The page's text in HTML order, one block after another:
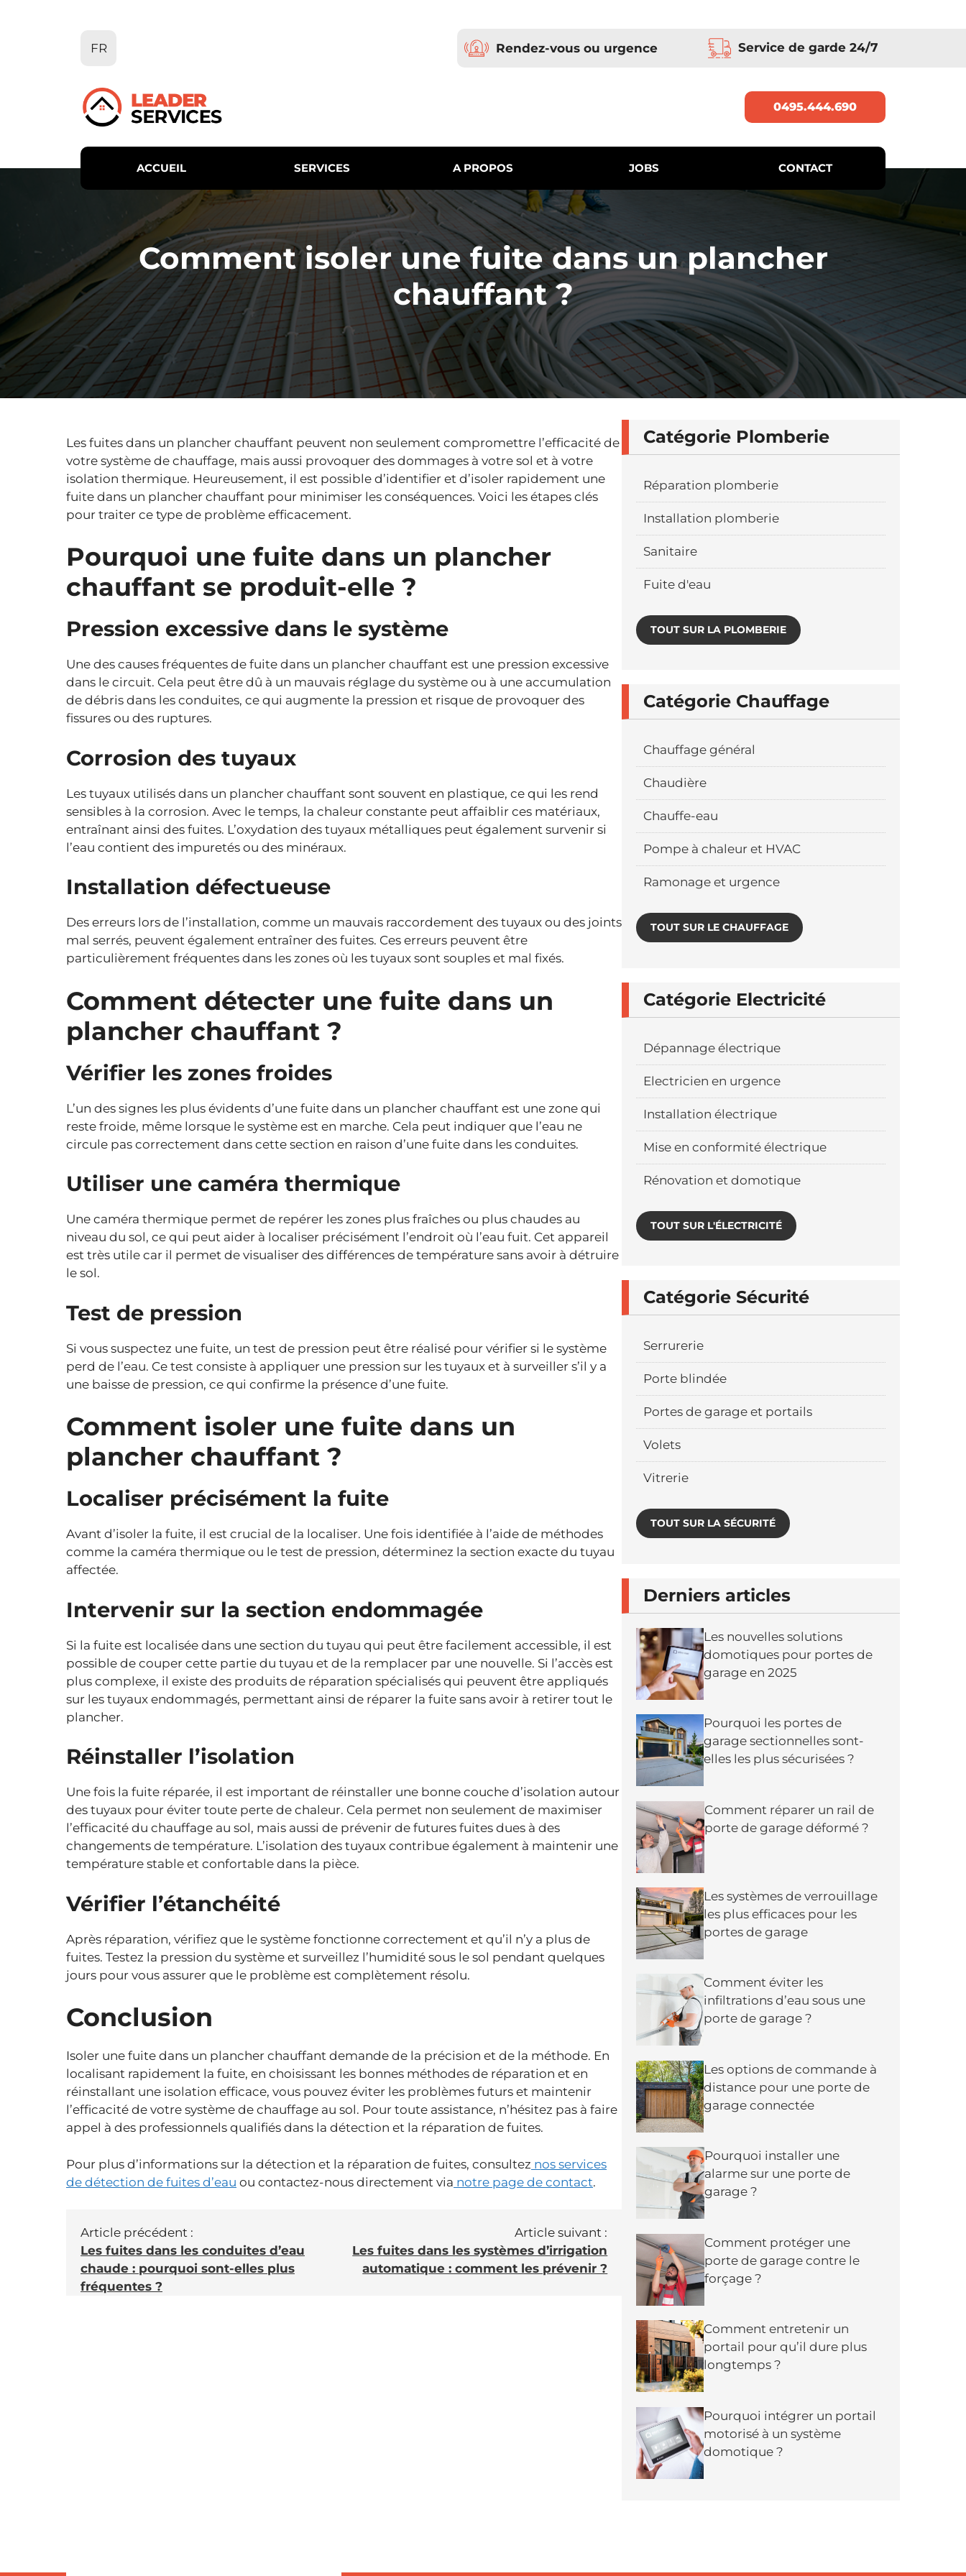
FR
0495.444.690
Rendez-vous ou urgence Service de garde 24/7
ACCUEIL SERVICES A PROPOS JOBS CONTACT
Comment isoler une fuite dans un plancher
chauffant ?
Les fuites dans un plancher chauffant peuvent non seulement compromettre l’efficacité de
votre système de chauffage, mais aussi provoquer des dommages à votre sol et à votre
isolation thermique. Heureusement, il est possible d’identifier et d’isoler rapidement une
fuite dans un plancher chauffant pour minimiser les conséquences. Voici les étapes clés
pour traiter ce type de problème efficacement.
Pourquoi une fuite dans un plancher
chauffant se produit-elle ?
Pression excessive dans le système
Une des causes fréquentes de fuite dans un plancher chauffant est une pression excessive
dans le circuit. Cela peut être dû à un mauvais réglage du système ou à une accumulation
de débris dans les conduites, ce qui augmente la pression et risque de provoquer des
fissures ou des ruptures.
Corrosion des tuyaux
Les tuyaux utilisés dans un plancher chauffant sont souvent en plastique, ce qui les rend
sensibles à la corrosion. Avec le temps, la chaleur constante peut affaiblir ces matériaux,
entraînant ainsi des fuites. L’oxydation des tuyaux métalliques peut également survenir si
l’eau contient des impuretés ou des minéraux.
Installation défectueuse
Des erreurs lors de l’installation, comme un mauvais raccordement des tuyaux ou des joints
mal serrés, peuvent également entraîner des fuites. Ces erreurs peuvent être
particulièrement fréquentes dans les zones où les tuyaux sont souples et mal fixés.
Comment détecter une fuite dans un
plancher chauffant ?
Vérifier les zones froides
L’un des signes les plus évidents d’une fuite dans un plancher chauffant est une zone qui
reste froide, même lorsque le système est en marche. Cela peut indiquer que l’eau ne
circule pas correctement dans cette section en raison d’une fuite dans les conduites.
Utiliser une caméra thermique
Une caméra thermique permet de repérer les zones plus fraîches ou plus chaudes au
niveau du sol, ce qui peut aider à localiser précisément l’endroit où l’eau fuit. Cet appareil
est très utile car il permet de visualiser des différences de température sans avoir à détruire
le sol.
Test de pression
Si vous suspectez une fuite, un test de pression peut être réalisé pour vérifier si le système
perd de l’eau. Ce test consiste à appliquer une pression sur les tuyaux et à surveiller s’il y a
une baisse de pression, ce qui confirme la présence d’une fuite.
Comment isoler une fuite dans un
plancher chauffant ?
Localiser précisément la fuite
Avant d’isoler la fuite, il est crucial de la localiser. Une fois identifiée à l’aide de méthodes
comme la caméra thermique ou le test de pression, déterminez la section exacte du tuyau
affectée.
Intervenir sur la section endommagée
Si la fuite est localisée dans une section du tuyau qui peut être facilement accessible, il est
possible de couper cette partie du tuyau et de la remplacer par une nouvelle. Si l’accès est
plus complexe, il existe des produits de réparation spécialisés qui peuvent être appliqués
sur les tuyaux endommagés, permettant ainsi de réparer la fuite sans avoir à retirer tout le
plancher.
Réinstaller l’isolation
Une fois la fuite réparée, il est important de réinstaller une bonne couche d’isolation autour
des tuyaux pour éviter toute perte de chaleur. Cela permet non seulement de maximiser
l’efficacité du chauffage au sol, mais aussi de prévenir de futures fuites dues à des
changements de température. L’isolation des tuyaux contribue également à maintenir une
température stable et confortable dans la pièce.
Vérifier l’étanchéité
Après réparation, vérifiez que le système fonctionne correctement et qu’il n’y a plus de
fuites. Testez la pression du système et surveillez l’humidité sous le sol pendant quelques
jours pour vous assurer que le problème est complètement résolu.
Conclusion
Isoler une fuite dans un plancher chauffant demande de la précision et de la méthode. En
localisant rapidement la fuite, en choisissant les bonnes méthodes de réparation et en
réinstallant une isolation efficace, vous pouvez éviter les problèmes futurs et maintenir
l’efficacité de votre système de chauffage au sol. Pour toute assistance, n’hésitez pas à faire
appel à des professionnels qualifiés dans la détection et la réparation de fuites.
Pour plus d’informations sur la détection et la réparation de fuites, consultez nos services
de détection de fuites d’eau ou contactez-nous directement via notre page de contact.
Article précédent :
Les fuites dans les conduites d’eau
chaude : pourquoi sont-elles plus
fréquentes ?
Article suivant :
Les fuites dans les systèmes d’irrigation
automatique : comment les prévenir ?
Catégorie Plomberie
Réparation plomberie
Installation plomberie
Sanitaire
Fuite d'eau
TOUT SUR LA PLOMBERIE
Catégorie Chauffage
Chauffage général
Chaudière
Chauffe-eau
Pompe à chaleur et HVAC
Ramonage et urgence
TOUT SUR LE CHAUFFAGE
Catégorie Electricité
Dépannage électrique
Electricien en urgence
Installation électrique
Mise en conformité électrique
Rénovation et domotique
TOUT SUR L'ÉLECTRICITÉ
Catégorie Sécurité
Serrurerie
Porte blindée
Portes de garage et portails
Volets
Vitrerie
TOUT SUR LA SÉCURITÉ
Derniers articles
Les nouvelles solutions
domotiques pour portes de
garage en 2025
Pourquoi les portes de
garage sectionnelles sont-
elles les plus sécurisées ?
Comment réparer un rail de
porte de garage déformé ?
Les systèmes de verrouillage
les plus efficaces pour les
portes de garage
Comment éviter les
infiltrations d’eau sous une
porte de garage ?
Les options de commande à
distance pour une porte de
garage connectée
Pourquoi installer une
alarme sur une porte de
garage ?
Comment protéger une
porte de garage contre le
forçage ?
Comment entretenir un
portail pour qu’il dure plus
longtemps ?
Pourquoi intégrer un portail
motorisé à un système
domotique ?